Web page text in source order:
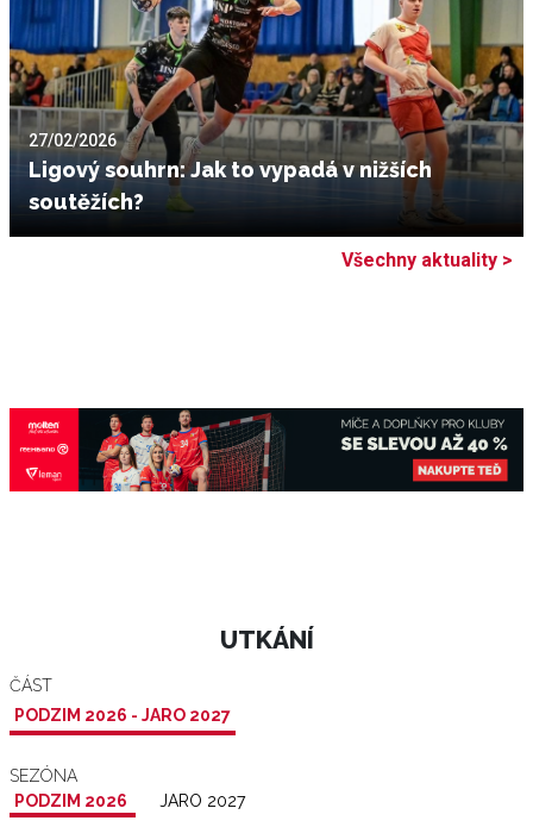
27/02/2026
Ligový souhrn: Jak to vypadá v nižších
soutěžích?
Všechny aktuality >
UTKÁNÍ
ČÁST
PODZIM 2026 - JARO 2027
SEZÓNA
PODZIM 2026
JARO 2027